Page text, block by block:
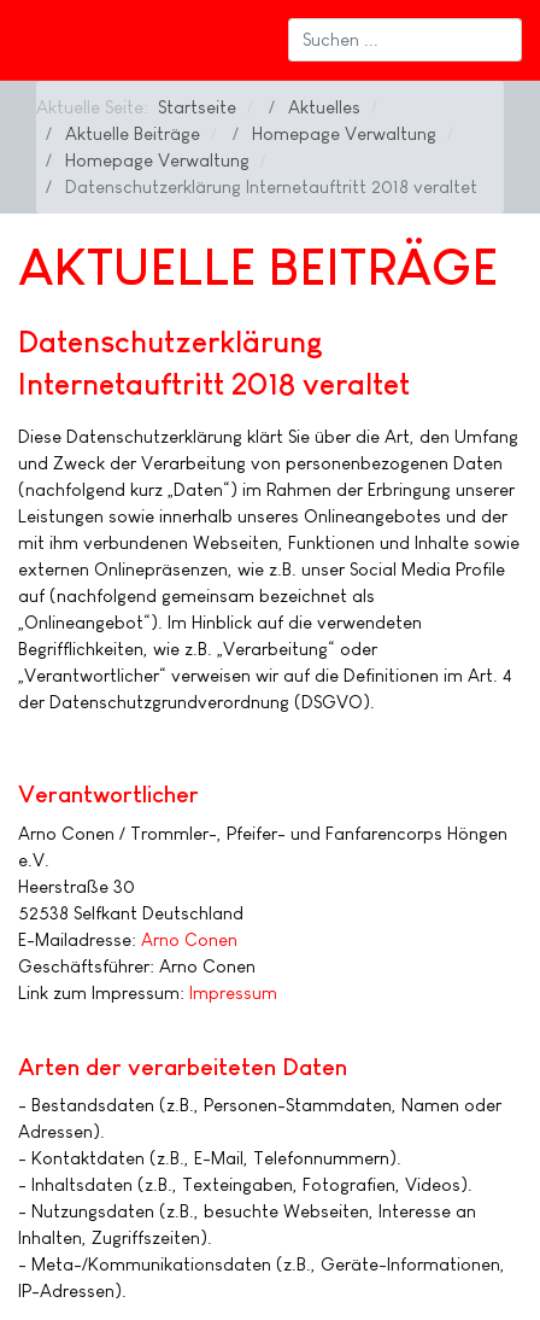
Aktuelle Seite: Startseite
Aktuelles
Aktuelle Beiträge
Homepage Verwaltung
Homepage Verwaltung
Datenschutzerklärung Internetauftritt 2018 veraltet
AKTUELLE BEITRÄGE
Datenschutzerklärung
Internetauftritt 2018 veraltet
Diese Datenschutzerklärung klärt Sie über die Art, den Umfang
und Zweck der Verarbeitung von personenbezogenen Daten
(nachfolgend kurz „Daten“) im Rahmen der Erbringung unserer
Leistungen sowie innerhalb unseres Onlineangebotes und der
mit ihm verbundenen Webseiten, Funktionen und Inhalte sowie
externen Onlinepräsenzen, wie z.B. unser Social Media Profile
auf (nachfolgend gemeinsam bezeichnet als
„Onlineangebot“). Im Hinblick auf die verwendeten
Begrifflichkeiten, wie z.B. „Verarbeitung“ oder
„Verantwortlicher“ verweisen wir auf die Definitionen im Art. 4
der Datenschutzgrundverordnung (DSGVO).
Verantwortlicher
Arno Conen / Trommler-, Pfeifer- und Fanfarencorps Höngen
e.V.
Heerstraße 30
52538 Selfkant Deutschland
E-Mailadresse: Arno Conen
Geschäftsführer: Arno Conen
Link zum Impressum: Impressum
Arten der verarbeiteten Daten
- Bestandsdaten (z.B., Personen-Stammdaten, Namen oder
Adressen).
- Kontaktdaten (z.B., E-Mail, Telefonnummern).
- Inhaltsdaten (z.B., Texteingaben, Fotografien, Videos).
- Nutzungsdaten (z.B., besuchte Webseiten, Interesse an
Inhalten, Zugriffszeiten).
- Meta-/Kommunikationsdaten (z.B., Geräte-Informationen,
IP-Adressen).